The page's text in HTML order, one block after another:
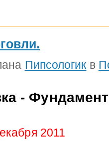
Пипсологик в
-
2011